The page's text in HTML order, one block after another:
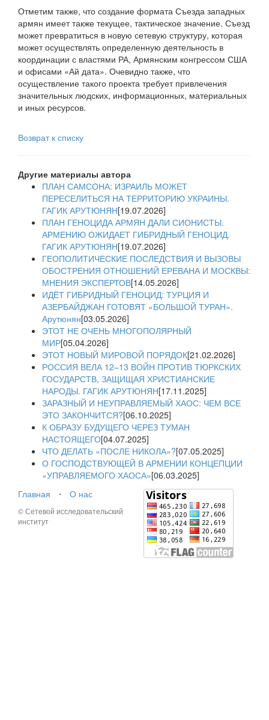
Отметим также, что создание формата Съезда западных
армян имеет также текущее, тактическое значение. Съезд
может превратиться в новую сетевую структуру, которая
может осуществлять определенную деятельность в
координации с властями РА, Армянским конгрессом США
и офисами «Ай дата». Очевидно также, что
осуществление такого проекта требует привлечения
значительных людских, информационных, материальных
и иных ресурсов.
Возврат к списку
Другие материалы автора
ПЛАН САМСОНА: ИЗРАИЛЬ МОЖЕТ
ПЕРЕСЕЛИТЬСЯ НА ТЕРРИТОРИЮ УКРАИНЫ.
ГАГИК АРУТЮНЯН[19.07.2026]
ПЛАН ГЕНОЦИДА АРМЯН ДАЛИ СИОНИСТЫ.
АРМЕНИЮ ОЖИДАЕТ ГИБРИДНЫЙ ГЕНОЦИД.
ГАГИК АРУТЮНЯН[19.07.2026]
ГЕОПОЛИТИЧЕСКИЕ ПОСЛЕДСТВИЯ И ВЫЗОВЫ
ОБОСТРЕНИЯ ОТНОШЕНИЙ ЕРЕВАНА И МОСКВЫ:
МНЕНИЯ ЭКСПЕРТОВ[14.05.2026]
ИДЁТ ГИБРИДНЫЙ ГЕНОЦИД: ТУРЦИЯ И
АЗЕРБАЙДЖАН ГОТОВЯТ «БОЛЬШОЙ ТУРАН».
Арутюнян[03.05.2026]
ЭТОТ НЕ ОЧЕНЬ МНОГОПОЛЯРНЫЙ
МИР[05.04.2026]
ЭТОТ НОВЫЙ МИРОВОЙ ПОРЯДОК[21.02.2026]
РОССИЯ ВЕЛА 12–13 ВОЙН ПРОТИВ ТЮРКСКИХ
ГОСУДАРСТВ, ЗАЩИЩАЯ ХРИСТИАНСКИЕ
НАРОДЫ. ГАГИК АРУТЮНЯН[17.11.2025]
ЗАРАЗНЫЙ И НЕУПРАВЛЯЕМЫЙ ХАОС: ЧЕМ ВСЕ
ЭТО ЗАКОНЧИТСЯ?[06.10.2025]
К ОБРАЗУ БУДУЩЕГО ЧЕРЕЗ ТУМАН
НАСТОЯЩЕГО[04.07.2025]
ЧТО ДЕЛАТЬ «ПОСЛЕ НИКОЛА»?[07.05.2025]
О ГОСПОДСТВУЮЩЕЙ В АРМЕНИИ КОНЦЕПЦИИ
«УПРАВЛЯЕМОГО ХАОСА»[06.03.2025]
Главная
⋅ О нас
© Сетевой исследовательский
институт